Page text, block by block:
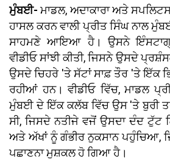
ਮੁੰਬਈ-ਮਾਡਲ, ਅਦਾਕਾਰਾ ਅਤੇ
ਹਾਸਲ ਕਰਨ ਵਾਲੀ ਪ੍ਰੀਤ ਸਿੰਘ ਨਾਲ
ਸਾਹਮਣੇ ਆਇਆ ਹੈ। ਉਸਨੇ
ਵੀਡੀਓ ਸਾਂਝੀ ਕੀਤੀ, ਜਿਸਨੇ ਉਸਦੇ
ਉਸਦੇ ਚਿਹਰੇ 'ਤੇ ਸੱਟਾਂ ਸਾਫ਼ ਤੌਰ 'ਤੇ ਇੱਕ
ਰਹੀਆਂ ਹਨ। ਵੀਡੀਓ ਵਿੱਚ, ਮਾਡਲ
ਮੁੰਬਈ ਦੇ ਇੱਕ ਕਲੱਬ ਵਿੱਚ ਉਸ 'ਤੇ ਬੁਰੀ
ਸੀ, ਜਿਸਦੇ ਨਤੀਜੇ ਵਜੋਂ ਉਸਦਾ ਦੰਦ
ਅਤੇ ਅੱਖਾਂ ਨੂੰ ਗੰਭੀਰ ਨੁਕਸਾਨ ਪਹੁੰਚਿਆ,
ਪਛਾਣਨਾ ਮੁਸ਼ਕਲ ਹੋ ਗਿਆ ਹੈ।